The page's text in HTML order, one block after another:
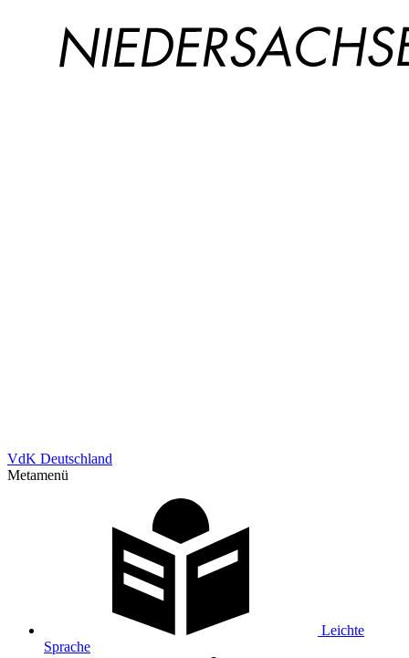
VdK Deutschland
Metamenü
Leichte
Sprache